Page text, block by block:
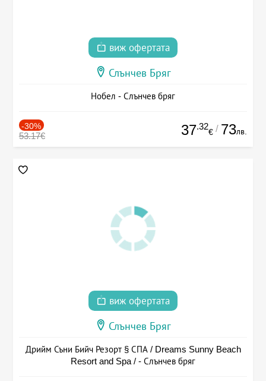
виж офертата
Слънчев Бряг
Нобел - Слънчев бряг
-30%
53.17€ 37.32
€ / 73лв.
виж офертата
Слънчев Бряг
Дрийм Съни Бийч Резорт § СПА / Dreams Sunny Beach
Resort and Spa / - Слънчев бряг